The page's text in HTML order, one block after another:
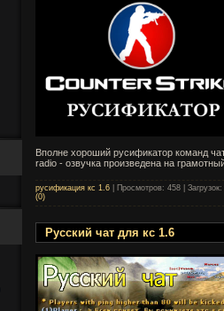
Вполне хороший русификатор команд
radio - озвучка произведена на
русификация кс 1.6 Просмотров: 458
Загрузок:
(0)
Русский чат для кс 1.6